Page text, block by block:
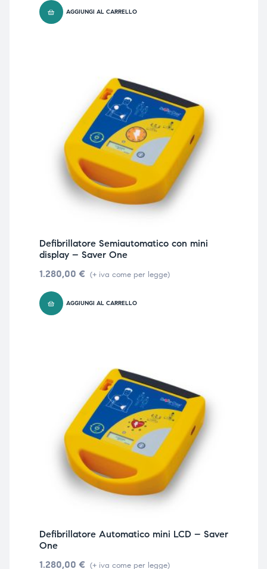
AGGIUNGI AL CARRELLO
Defibrillatore Semiautomatico con mini
display – Saver One
1.280,00 € (+ iva come per legge)
AGGIUNGI AL CARRELLO
Defibrillatore Automatico mini LCD – Saver
One
1.280,00 € (+ iva come per legge)